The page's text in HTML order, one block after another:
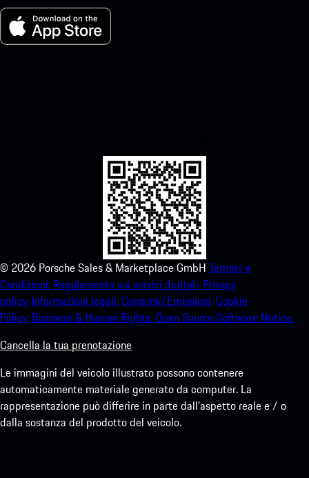
© 2026 Porsche Sales & Marketplace GmbH Termini e
Condizioni. Regolamento sui servizi digitali. Privacy
policy. Informazioni legali.Consumi/Emissioni.Cookie
Policy. Business & Human Rights.Open Source Software Notice.
Cancella la tua prenotazione
Le immagini del veicolo illustrato possono contenere
automaticamente materiale generato da computer. La
rappresentazione può differire in parte dall'aspetto reale e / o
dalla sostanza del prodotto del veicolo.